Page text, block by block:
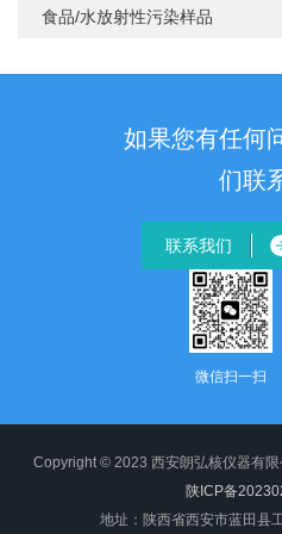
食品/水放射性污染样品
如果您有任何
们联
联系我们
微信扫一扫
Copyright © 2023 西安朗弘核仪器有
陕ICP备
地址：陕西省西安市蓝田县